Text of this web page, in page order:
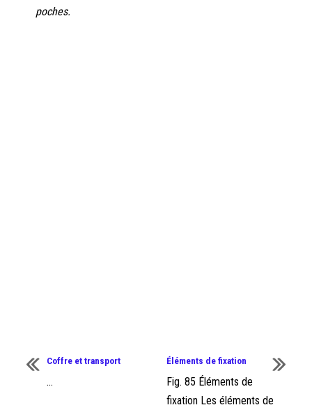
poches.
Coffre et transport
...
Éléments de fixation
Fig. 85 Éléments de
fixation Les éléments de